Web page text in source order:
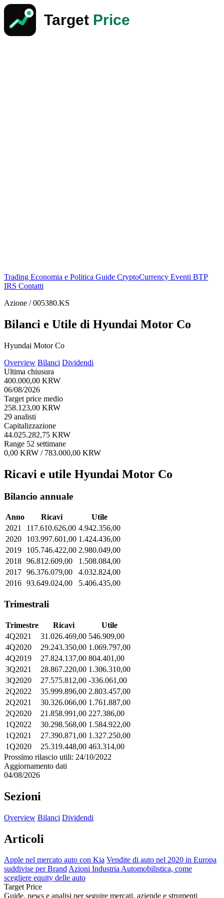
Trading Economia e Politica Guide CryptoCurrency Eventi BTP
IRS Contatti
Azione / 005380.KS
Bilanci e Utile di Hyundai Motor Co
Hyundai Motor Co
Overview Bilanci Dividendi
Ultima chiusura
400.000,00 KRW
06/08/2026
Target price medio
258.123,00 KRW
29 analisti
Capitalizzazione
44.025.282,75 KRW
Range 52 settimane
0,00 KRW / 783.000,00 KRW
Ricavi e utile Hyundai Motor Co
Bilancio annuale
Anno Ricavi
Utile
2021
117.610.626,00 4.942.356,00
2020
103.997.601,00 1.424.436,00
2019
105.746.422,00 2.980.049,00
2018 96.812.609,00
1.508.084,00
2017 96.376.079,00
4.032.824,00
2016 93.649.024,00 5.406.435,00
Trimestrali
Trimestre Ricavi
Utile
4Q2021
31.026.469,00 546.909,00
4Q2020
29.243.350,00 1.069.797,00
4Q2019
27.824.137,00 804.401,00
3Q2021
28.867.220,00 1.306.310,00
3Q2020
27.575.812,00 -336.061,00
2Q2022
35.999.896,00 2.803.457,00
2Q2021
30.326.066,00 1.761.887,00
2Q2020
21.858.991,00 227.386,00
1Q2022
30.298.568,00 1.584.922,00
1Q2021
27.390.871,00 1.327.250,00
1Q2020
25.319.448,00 463.314,00
Prossimo rilascio utili: 24/10/2022
Aggiornamento dati
04/08/2026
Sezioni
Overview Bilanci Dividendi
Articoli
Apple nel mercato auto con Kia Vendite di auto nel 2020 in Europa
suddivise per BrandAzioni Industria Automobilistica, come
scegliere equity delle auto
Target Price
Guide, news e analisi per seguire mercati, aziende e strumenti